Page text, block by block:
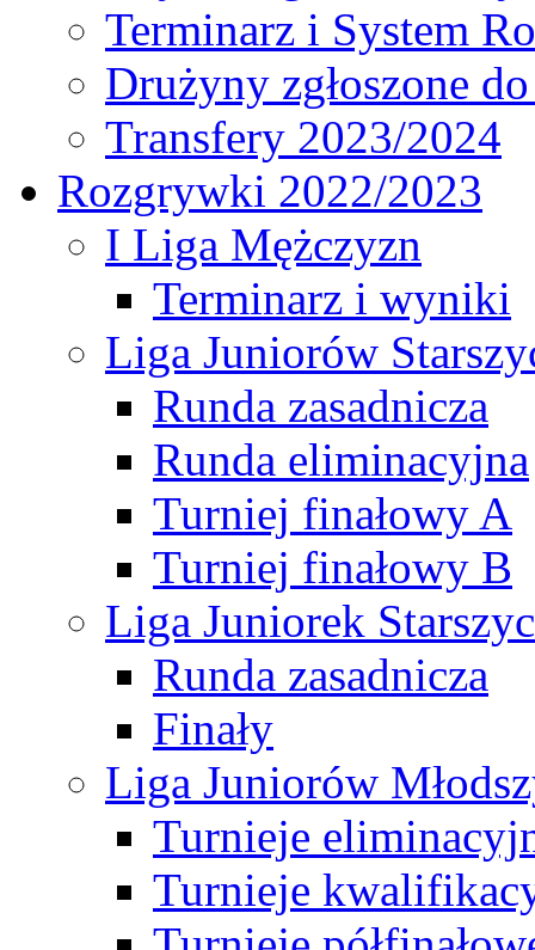
Terminarz i System
Drużyny zgłoszone
Transfery 2023/2024
Rozgrywki 2022/2023
I Liga Mężczyzn
Terminarz i wyniki
Liga Juniorów
Runda zasadnicza
Runda eliminacyjna
Turniej finałowy A
Turniej finałowy B
Liga Juniorek
Runda zasadnicza
Finały
Liga Juniorów
Turnieje
Turnieje